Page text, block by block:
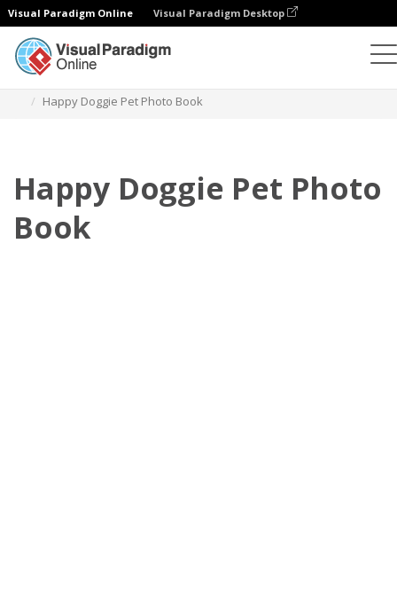
Visual Paradigm Online Visual Paradigm Desktop
Happy Doggie Pet Photo Book
Happy Doggie Pet Photo
Book